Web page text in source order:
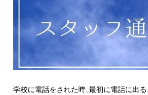
学校に電話をされた時、最初に電話に出る